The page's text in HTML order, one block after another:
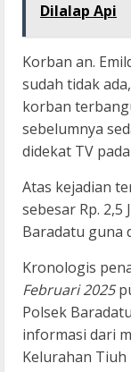
Dilalap Api
Korban an.
sudah tidak
korban
sebelumnya
didekat TV
Atas kejadian
sebesar Rp. 2,5
Baradatu guna
Kronologis
Februari 2025
Polsek
informasi dari
Kelurahan Tiuh